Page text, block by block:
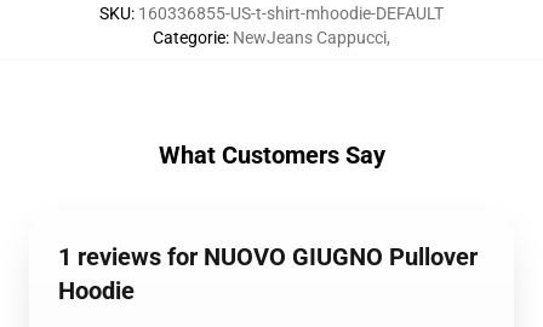
SKU: 160336855-US-t-shirt-mhoodie-DEFAULT
Categorie: NewJeans Cappucci,
What Customers Say
1 reviews for NUOVO GIUGNO Pullover
Hoodie